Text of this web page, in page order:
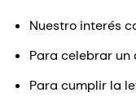
Nuestro interés
Para celebrar
Para cumplir la